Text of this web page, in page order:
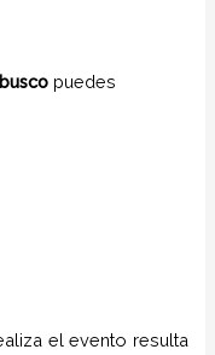
puedes
el evento resulta